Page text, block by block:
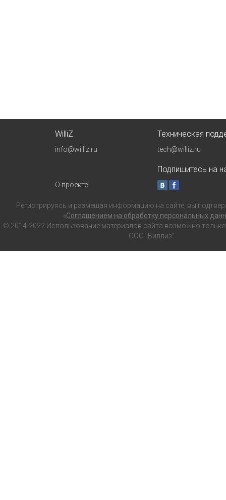
WilliZ
info@williz.ru
Техническая
tech@williz.ru
О проекте
Подпишитесь на
Регистрируясь и размещая информацию на сайте, вы
«Соглашением на обработку персональных
© 2014-2022 Использование материалов сайта возможно
ООО "Виллиз"